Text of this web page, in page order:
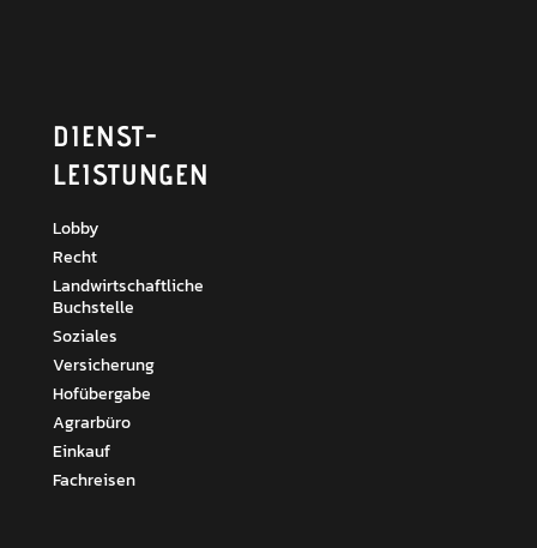
DIENST­
LEISTUNGEN
Lobby
Recht
Landwirtschaftliche
Buchstelle
Soziales
Versicherung
Hofübergabe
Agrarbüro
Einkauf
Fachreisen